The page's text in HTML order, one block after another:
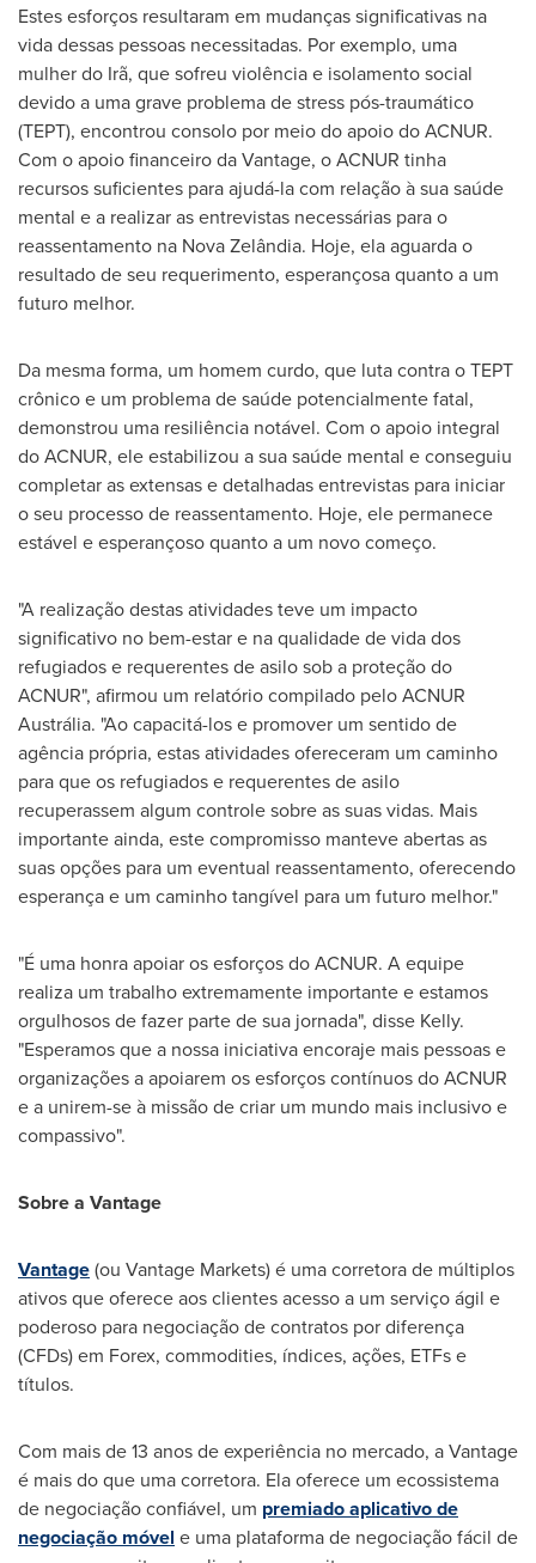
Estes esforços resultaram em mudanças significativas na
vida dessas pessoas necessitadas. Por exemplo, uma
mulher do Irã, que sofreu violência e isolamento social
devido a uma grave problema de stress pós-traumático
(TEPT), encontrou consolo por meio do apoio do ACNUR.
Com o apoio financeiro da Vantage, o ACNUR tinha
recursos suficientes para ajudá-la com relação à sua saúde
mental e a realizar as entrevistas necessárias para o
reassentamento na Nova Zelândia. Hoje, ela aguarda o
resultado de seu requerimento, esperançosa quanto a um
futuro melhor.
Da mesma forma, um homem curdo, que luta contra o TEPT
crônico e um problema de saúde potencialmente fatal,
demonstrou uma resiliência notável. Com o apoio integral
do ACNUR, ele estabilizou a sua saúde mental e conseguiu
completar as extensas e detalhadas entrevistas para iniciar
o seu processo de reassentamento. Hoje, ele permanece
estável e esperançoso quanto a um novo começo.
"A realização destas atividades teve um impacto
significativo no bem-estar e na qualidade de vida dos
refugiados e requerentes de asilo sob a proteção do
ACNUR", afirmou um relatório compilado pelo ACNUR
Austrália. "Ao capacitá-los e promover um sentido de
agência própria, estas atividades ofereceram um caminho
para que os refugiados e requerentes de asilo
recuperassem algum controle sobre as suas vidas. Mais
importante ainda, este compromisso manteve abertas as
suas opções para um eventual reassentamento, oferecendo
esperança e um caminho tangível para um futuro melhor."
"É uma honra apoiar os esforços do ACNUR. A equipe
realiza um trabalho extremamente importante e estamos
orgulhosos de fazer parte de sua jornada", disse Kelly.
"Esperamos que a nossa iniciativa encoraje mais pessoas e
organizações a apoiarem os esforços contínuos do ACNUR
e a unirem-se à missão de criar um mundo mais inclusivo e
compassivo".
Sobre a Vantage
Vantage(ou Vantage Markets) é uma corretora de múltiplos
ativos que oferece aos clientes acesso a um serviço ágil e
poderoso para negociação de contratos por diferença
(CFDs) em Forex, commodities, índices, ações, ETFs e
títulos.
Com mais de 13 anos de experiência no mercado, a Vantage
é mais do que uma corretora. Ela oferece um ecossistema
de negociação confiável, um premiado aplicativo de
negociação móvel e uma plataforma de negociação fácil de